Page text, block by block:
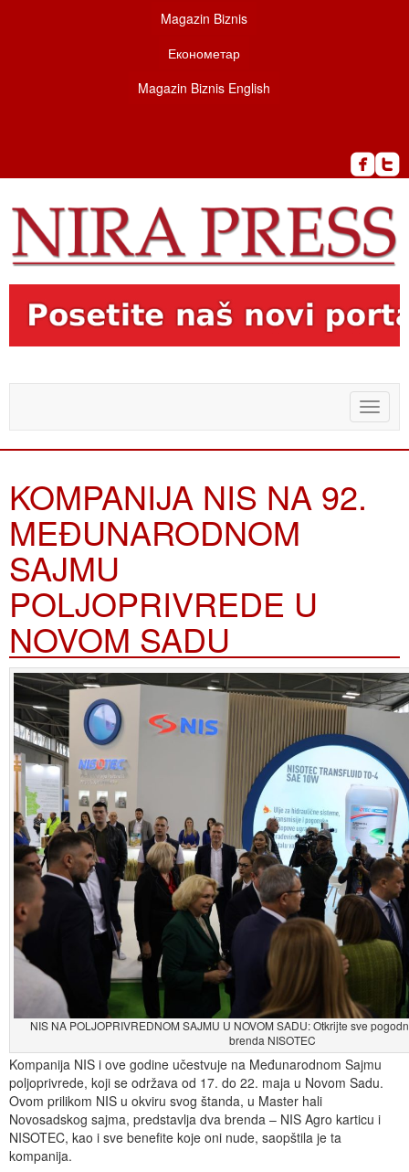
Magazin Biznis
Економетар
Magazin Biznis English
Toggle
KOMPANIJA NIS NA 92.
MEĐUNARODNOM
SAJMU
POLJOPRIVREDE U
NOVOM SADU
NIS NA POLJOPRIVREDNOM SAJMU U NOVOM SADU: Otkrijte sve
brenda NISOTEC
Kompanija NIS i ove godine učestvuje na Međunarodnom Sajmu
poljoprivrede, koji se održava od 17. do 22. maja u Novom Sadu.
Ovom prilikom NIS u okviru svog štanda, u Master hali
Novosadskog sajma, predstavlja dva brenda – NIS Agro karticu i
NISOTEC, kao i sve benefite koje oni nude, saopštila je ta
kompanija.